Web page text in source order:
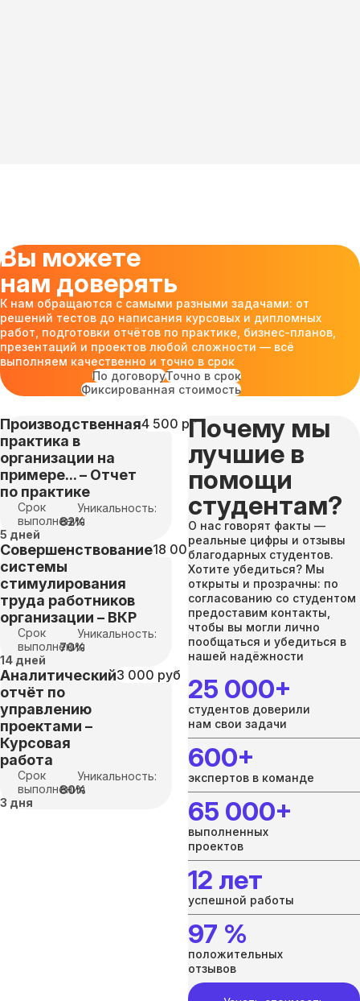
Вы можете
нам доверять
К нам обращаются с самыми разными задачами: от
решений тестов до написания курсовых и дипломных
работ, подготовки отчётов по практике, бизнес-планов,
презентаций и проектов любой сложности — всё
выполняем качественно и точно в срок
По договоруТочно в срок
Фиксированная стоимость
Производственная
практика в
организации на
примере... – Отчет
по практике
4 500 руб
Срок
выполнения
5 дней
Уникальность:
82%
Совершенствование
системы
стимулирования
труда работников
организации – ВКР
18 000 руб
Срок
выполнения
14 дней
Уникальность:
70%
Аналитический
отчёт по
управлению
проектами –
Курсовая
работа
3 000 руб
Срок
выполнения
3 дня
Уникальность:
80%
Почему мы
лучшие в
помощи
студентам?
О нас говорят факты —
реальные цифры и отзывы
благодарных студентов.
Хотите убедиться? Мы
открыты и прозрачны: по
согласованию со студентом
предоставим контакты,
чтобы вы могли лично
пообщаться и убедиться в
нашей надёжности
25 000+
студентов доверили
нам свои задачи
600+
экспертов в команде
65 000+
выполненных
проектов
12 лет
успешной работы
97 %
положительных
отзывов